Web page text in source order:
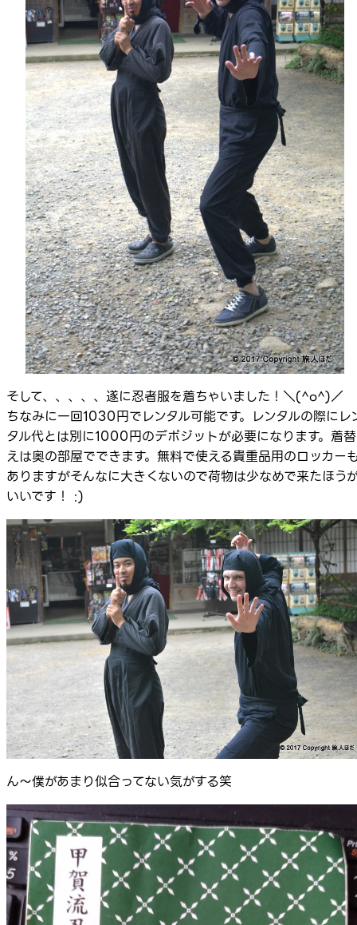
そして、、、、、遂に忍者服を着ちゃいました！＼(^o^)／
ちなみに一回1030円でレンタル可能です。レンタルの際にレ
タル代とは別に1000円のデポジットが必要になります。着替
えは奥の部屋でできます。無料で使える貴重品用のロッカー
ありますがそんなに大きくないので荷物は少なめで来たほう
いいです！ :)
ん～僕があまり似合ってない気がする笑